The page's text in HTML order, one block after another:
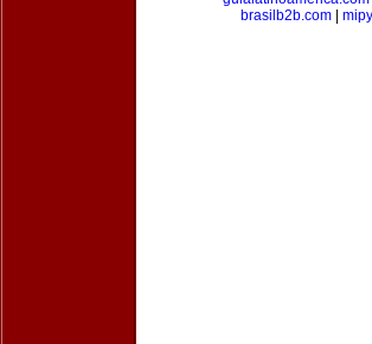
brasilb2b.com